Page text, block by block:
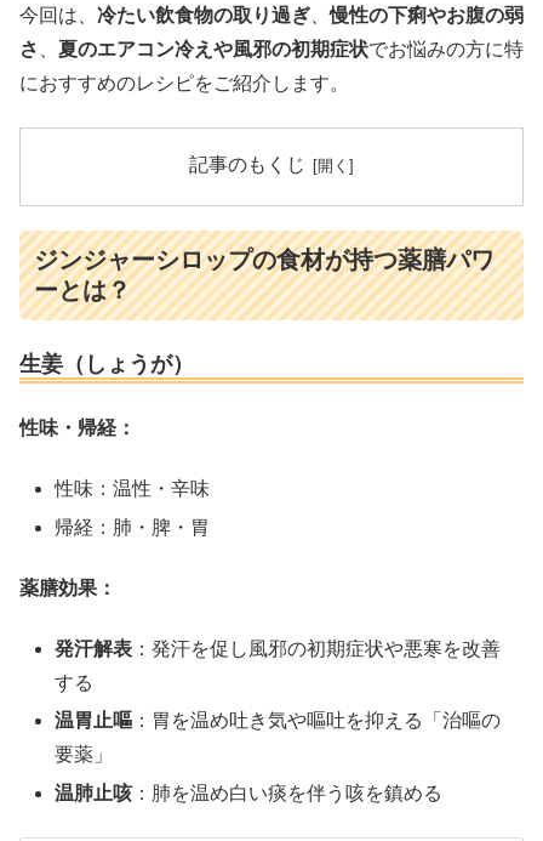
今回は、 冷たい飲食物の取り過ぎ 、慢性の下痢やお腹の弱
さ
夏のエアコン冷えや風邪の初期症状でお悩みの方に特
におすすめのレシピをご紹介します。
記事のもくじ
ジンジャーシロップの食材が持つ薬膳パワ
ーとは？
生姜（しょうが）
性味・帰経：
性味：温性・辛味
帰経：肺・脾・胃
薬膳効果：
発汗解表 ：発汗を促し風邪の初期症状や悪寒を改善
する
温胃止嘔 ：胃を温め吐き気や嘔吐を抑える「治嘔の
要薬」
温肺止咳 ：肺を温め白い痰を伴う咳を鎮める